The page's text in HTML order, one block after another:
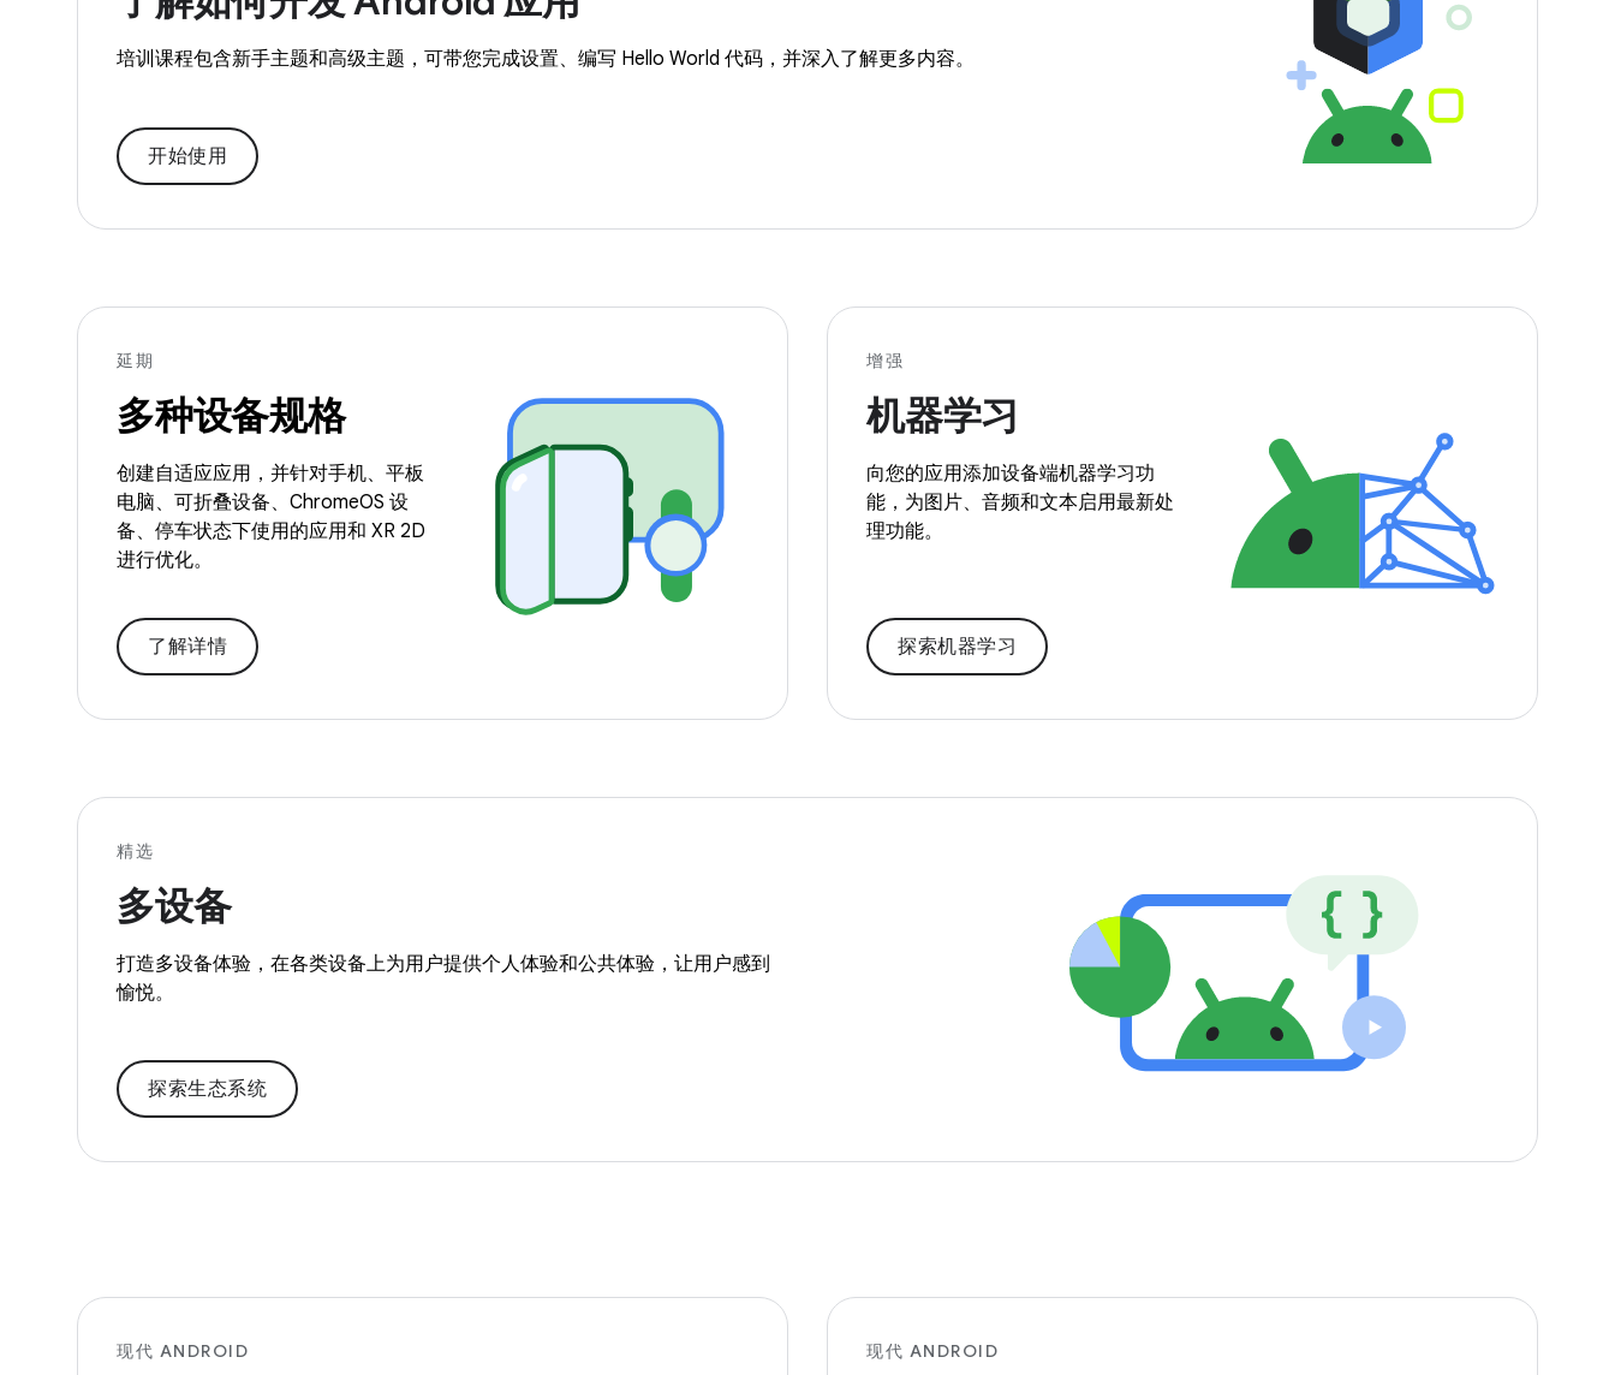
培训课程包含新手主题和高级主题，可带您完成设置、编写 Hello World 代码，并深入了解更多内容。
开始使用
延期
多种设备规格
创建自适应应用，并针对手机、平板
电脑、可折叠设备、ChromeOS 设
备、停车状态下使用的应用和 XR 2D
进行优化。
了解详情
增强
机器学习
向您的应用添加设备端机器学习功
能，为图片、音频和文本启用最新处
理功能。
探索机器学习
精选
多设备
打造多设备体验，在各类设备上为用户提供个人体验和公共体验，让用户感到
愉悦。
探索生态系统
现代 ANDROID 现代 ANDROID